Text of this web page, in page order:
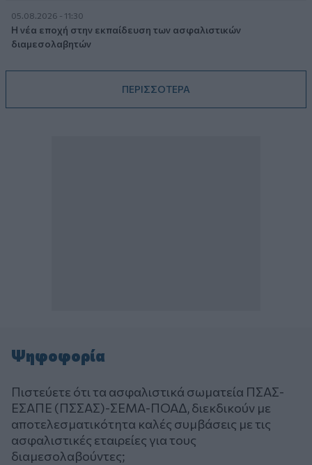
05.08.2026 - 11:30
Η νέα εποχή στην εκπαίδευση των ασφαλιστικών
διαμεσολαβητών
ΠΕΡΙΣΣΟΤΕΡΑ
Ψηφοφορία
Πιστεύετε ότι τα ασφαλιστικά σωματεία ΠΣΑΣ-
ΕΣΑΠΕ (ΠΣΣΑΣ)-ΣΕΜΑ-ΠΟΑΔ, διεκδικούν με
αποτελεσματικότητα καλές συμβάσεις με τις
ασφαλιστικές εταιρείες για τους
διαμεσολαβούντες;